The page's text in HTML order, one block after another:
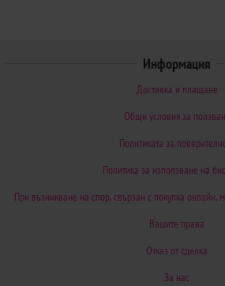
Информация
Доставка и плащане
Общи условия за
Политиката за
Политика за използване на
При възникване на спор, свързан с покупка онлайн,
Вашите права
Отказ от сделка
За нас